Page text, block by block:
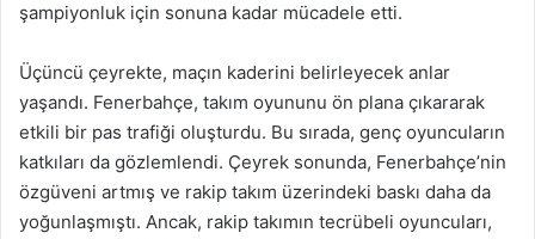
şampiyonluk için sonuna kadar mücadele etti.
Üçüncü çeyrekte, maçın kaderini belirleyecek anlar
yaşandı. Fenerbahçe, takım oyununu ön plana çıkararak
etkili bir pas trafiği oluşturdu. Bu sırada, genç oyuncuların
katkıları da gözlemlendi. Çeyrek sonunda, Fenerbahçe’nin
özgüveni artmış ve rakip takım üzerindeki baskı daha da
yoğunlaşmıştı. Ancak, rakip takımın tecrübeli oyuncuları,